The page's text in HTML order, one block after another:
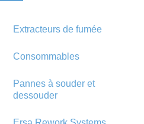
Extracteurs de fumée
Consommables
Pannes à souder et
dessouder